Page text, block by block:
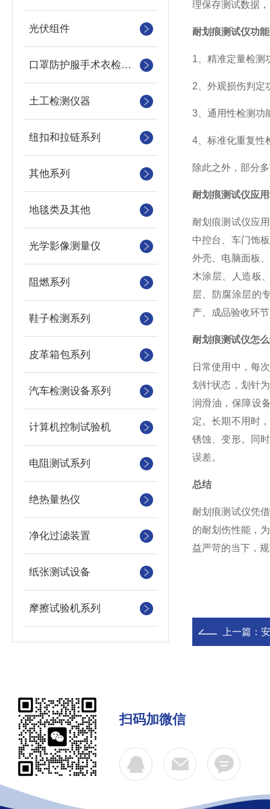
光伏组件
口罩防护服手术衣检测设备
土工检测仪器
纽扣和拉链系列
其他系列
地毯类及其他
光学影像测量仪
阻燃系列
鞋子检测系列
皮革箱包系列
汽车检测设备系列
计算机控制试验机
电阻测试系列
绝热量热仪
净化过滤装置
纸张测试设备
摩擦试验机系列
理保存测试数据
耐划痕测试仪功
1、精准定量检测
2、外观损伤判定
3、通用性检测功
4、标准化重复性
除此之外，部分
耐划痕测试仪应
耐划痕测试仪应
中控台、车门饰
外壳、电脑面板
木涂层、人造板
层、防腐涂层的
产、成品验收环
耐划痕测试仪怎
日常使用中，每
划针状态，划针
润滑油，保障设
定。长期不用时
锈蚀、变形。同
误差。
总结
耐划痕测试仪凭
的耐划伤性能，
益严苛的当下，
上一篇：
扫码加微信